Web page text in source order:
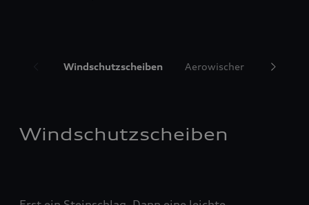
Windschutzscheiben Aerowischer
Windschutzscheiben